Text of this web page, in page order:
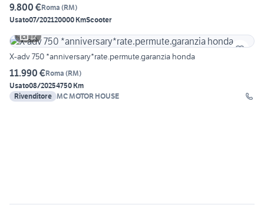
9.800 €Roma (RM)
Usato07/202120000 KmScooter
12
X-adv 750 *anniversary*rate.permute.garanzia honda
11.990 €Roma (RM)
Usato08/20254750 Km
Rivenditore MC MOTOR HOUSE